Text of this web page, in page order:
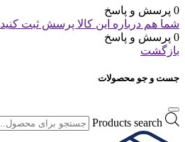
0 پرسش و پاسخ
شما هم درباره این کالا پرسش ثبت کنید
0 پرسش و پاسخ
بازگشت
جست و جو محصولات
Products search